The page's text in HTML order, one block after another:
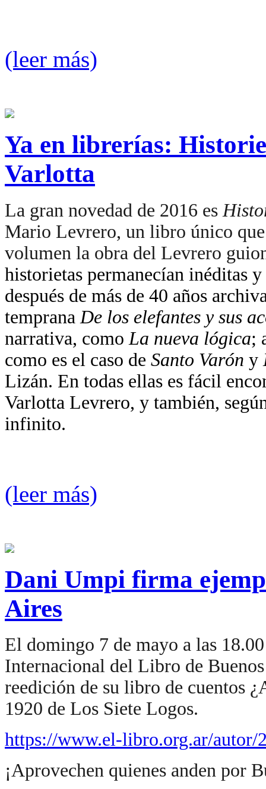
(leer más)
Ya en librerías:
Varlotta
La gran novedad de 2016 es
Mario Levrero, un libro único
volumen la obra del Levrero
historietas permanecían inéditas
después de más de 40 años
temprana De los elefantes y sus
narrativa, como La nueva lógica;
como es el caso de Santo Varón y
Lizán. En todas ellas es fácil
Varlotta Levrero, y también,
infinito.
(leer más)
Dani Umpi firma
Aires
El domingo 7 de mayo a las
Internacional del Libro de
reedición de su libro de cuentos
1920 de Los Siete Logos.
https://www.el-libro.org.ar/autor/
¡Aprovechen quienes anden por